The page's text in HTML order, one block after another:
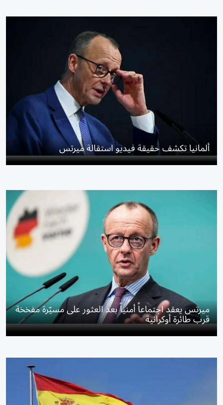
ألمانيا تكشف حقيقة فيديو استقالة ميرتس
ميرتس يعقد اجتماعاً أمنياً بعد العثور على مسيّرة مفخخة
قرب طائرة أوكرانية